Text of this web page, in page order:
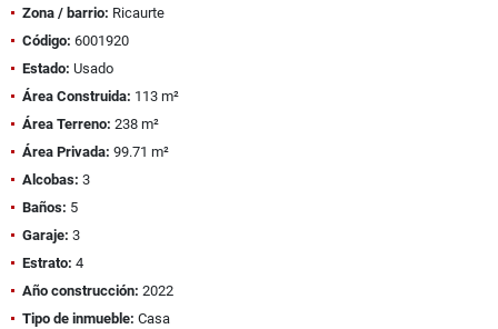
Zona / barrio: Ricaurte
Código: 6001920
Estado: Usado
Área Construida: 113 m²
Área Terreno: 238 m²
Área Privada: 99.71 m²
Alcobas: 3
Baños: 5
Garaje: 3
Estrato: 4
Año construcción: 2022
Tipo de inmueble: Casa